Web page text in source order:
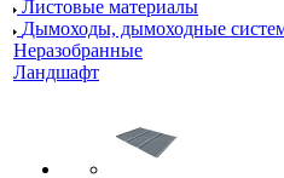
Листовые материалы
Дымоходы, дымоходные
Неразобранные
Ландшафт